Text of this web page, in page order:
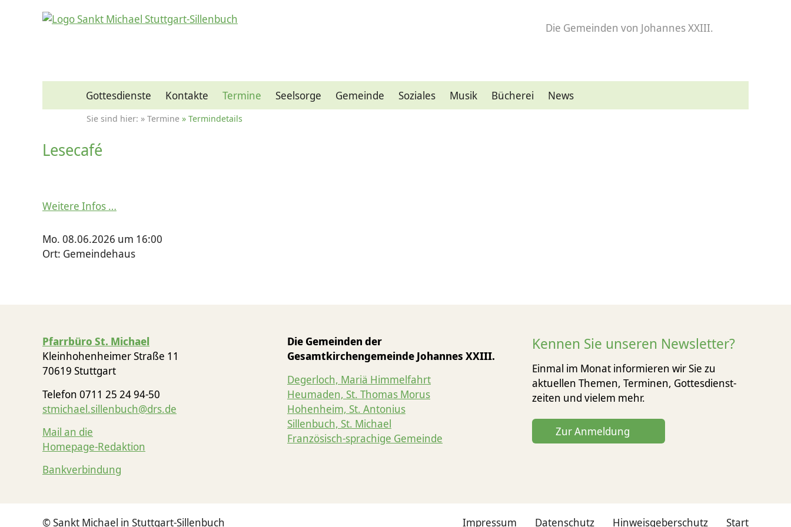
Die Gemeinden von Johannes XXIII.
Gottesdienste Kontakte Termine Seelsorge Gemeinde Soziales Musik Bücherei News
Termine Termindetails
Lesecafé
Weitere Infos …
Mo. 08.06.2026 um 16:00
Ort: Gemeindehaus
Pfarrbüro St. Michael
Kleinhohenheimer Straße 11
70619 Stuttgart
Telefon 0711 25 24 94-50
stmichael.sillenbuch@drs.de
Mail an die
Homepage-Redaktion
Bankverbindung
Die Gemeinden der
Gesamtkirchengemeinde Johannes XXIII.
Degerloch, Mariä Himmelfahrt
Heumaden, St. Thomas Morus
Hohenheim, St. Antonius
Sillenbuch, St. Michael
Französisch-sprachige Gemeinde
Kennen Sie unseren Newsletter?
Einmal im Monat informieren wir Sie zu
aktuellen Themen, Terminen, Gottesdienst­
zeiten und vielem mehr.
Zur Anmeldung
© Sankt Michael in Stuttgart-Sillenbuch Impressum Datenschutz Hinweisgeberschutz Start